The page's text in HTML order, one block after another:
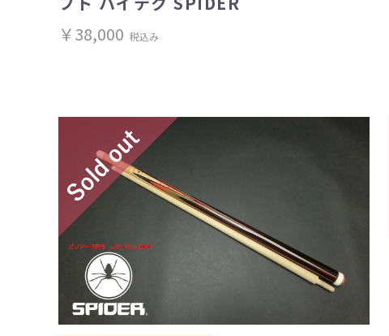
￥38,000 税込み